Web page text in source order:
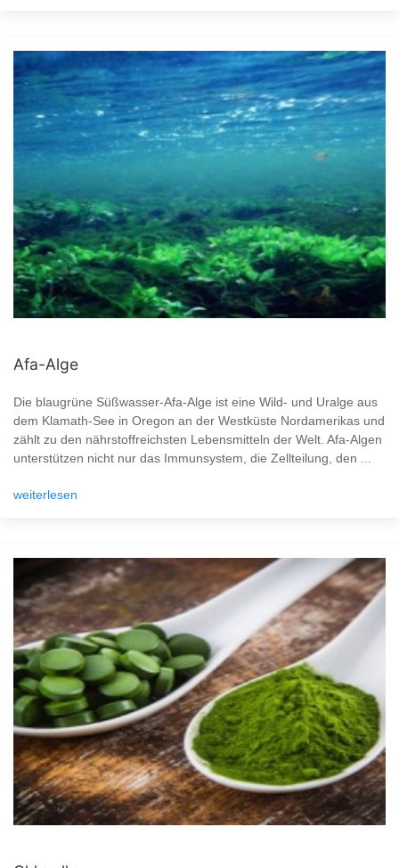
Afa-Alge
Die blaugrüne Süßwasser-Afa-Alge ist eine Wild- und Uralge aus
dem Klamath-See in Oregon an der Westküste Nordamerikas und
zählt zu den nährstoffreichsten Lebensmitteln der Welt. Afa-Algen
unterstützen nicht nur das Immunsystem, die Zellteilung, den ...
weiterlesen